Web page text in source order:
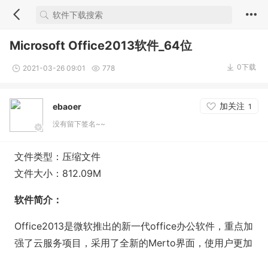
Microsoft Office2013软件_64位
2021-03-26 09:01 778 0下载
ebaoer 加关注 1
没有留下签名~~
文件类型：压缩文件
文件大小：812.09M
软件简介：
Office2013是微软推出的新一代office办公软件，重点加
强了云服务项目，采用了全新的Merto界面，使用户更加